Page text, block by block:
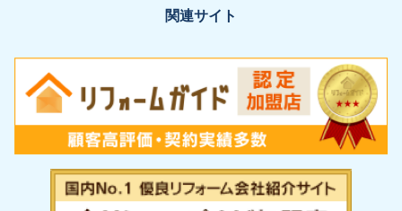
関連サイト